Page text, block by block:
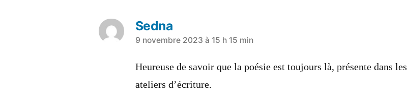
Sedna
9 novembre 2023 à 15 h 15 min
Heureuse de savoir que la poésie est toujours là, présente dans les
ateliers d’écriture.